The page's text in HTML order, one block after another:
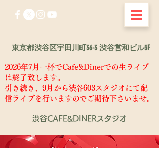
東京都渋谷区宇田川町36-3 渋谷営和ビル5F
渋谷CAFE&DINERスタジオ
2026年7月一杯でCafe&Dinerでの生ライブ
は終了致します。
​引き続き、9月から渋谷603スタジオにて配
信ライブを行いますのでご期待下さいませ。